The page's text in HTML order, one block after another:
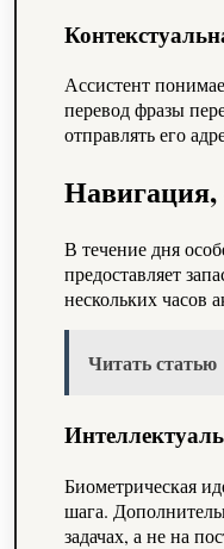
Ассистент
перевод фразы
отправлять его
Навигация,
В течение дня
предоставляет
нескольких часов
Читать статью
Биометрическая
шага.
задачах, а не на